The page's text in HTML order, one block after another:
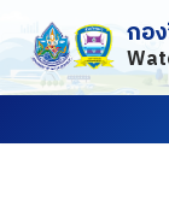
Skip
to
กอ